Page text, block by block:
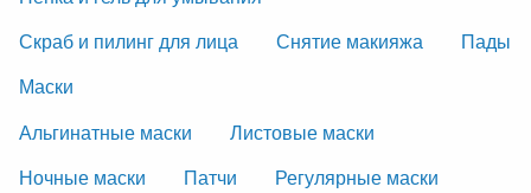
Скраб и пилинг для лица
Снятие макияжа
Пады
Маски
Альгинатные маски
Листовые маски
Ночные маски
Патчи
Регулярные маски